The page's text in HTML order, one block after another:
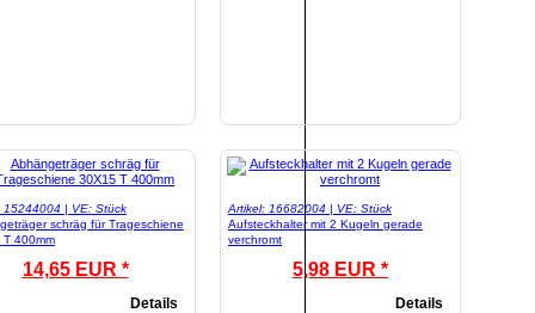
15244004 | VE: Stück
schräg für Trageschiene
400mm
14,65 EUR *
Details
Artikel: 16682004 | VE: Stück
Aufsteckhalter mit 2 Kugeln gerade
verchromt
5,98 EUR *
Details